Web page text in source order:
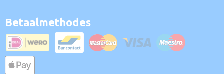
Betaalmethodes